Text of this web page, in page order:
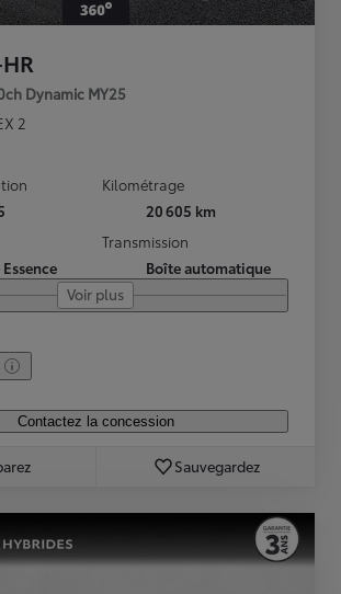
Dynamic MY25
2
Kilométrage
20 605 km
Transmission
Boîte automatique
Voir plus
Contactez la concession
Sauvegardez